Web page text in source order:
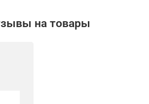
на товары